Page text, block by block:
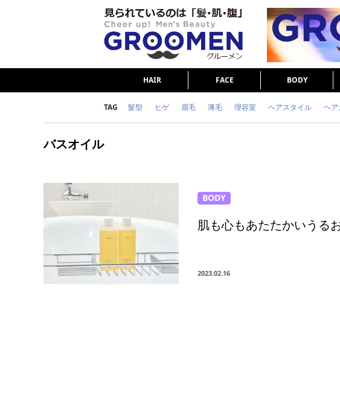
HAIR FACE BODY
TAG 髪型 ヒゲ 眉毛 薄毛 理容室 ヘアスタイル ヘア
バスオイル
BODY
肌も心もあたたかいうる
2023.02.16